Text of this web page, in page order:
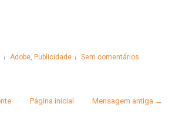
Adobe Publicidade Sem comentários
Mensagem antiga →
Página inicial